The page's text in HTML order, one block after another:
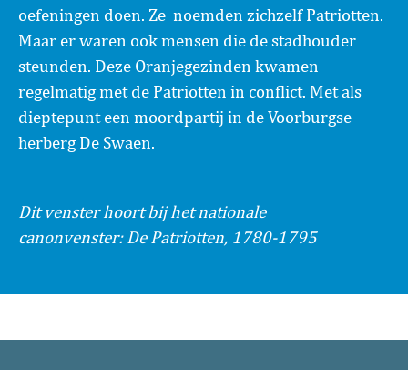
oefeningen doen. Ze noemden zichzelf Patriotten.
Maar er waren ook mensen die de stadhouder
steunden. Deze Oranjegezinden kwamen
regelmatig met de Patriotten in conflict. Met als
dieptepunt een moordpartij in de Voorburgse
herberg De Swaen.
Dit venster hoort bij het nationale
canonvenster: De Patriotten, 1780-1795